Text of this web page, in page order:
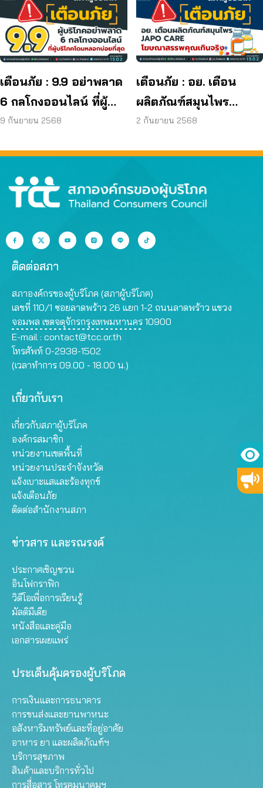
มาตรฐานกำหนด ใน
ผลิตภัณฑ์ย้อมผม
เตือนภัย : 9.9 อย่าพลาด
6 กลโกงออนไลน์ ที่ผู้
บริโภคโดนหลอกบ่อย
9 กันยายน 2568
เตือนภัย : อย. เตือน
ผลิตภัณฑ์สมุนไพร
JAPO CARE โฆษณา
2 กันยายน 2568
ติดต่อสภา
สภาองค์กรของผู้บริโภค (สภาผู้บริโภค)
เลขที่ 110/1 ซอยลาดพร้าว 26 แยก 1-2 ถนนลาดพร้าว แขวง
จอมพล เขตจตุจักรกรุงเทพมหานคร 10900
E-mail : contact@tcc.or.th
โทรศัพท์ 0-2938-1502
(เวลาทำการ 09.00 - 18.00 น.)
เกี่ยวกับเรา
เกี่ยวกับสภาผู้บริโภค
องค์กรสมาชิก
หน่วยงานเขตพื้นที่
หน่วยงานประจำจังหวัด
แจ้งเบาะแสและร้องทุกข์
แจ้งเตือนภัย
ติดต่อสำนักงานสภา
ข่าวสาร และรณรงค์
ประกาศเชิญชวน
อินโฟกราฟิก
วิดีโอเพื่อการเรียนรู้
มัลติมีเดีย
หนังสือและคู่มือ
เอกสารเผยแพร่
ประเด็นคุ้มครองผู้บริโภค
การเงินและการธนาคาร
การขนส่งและยานพาหนะ
อสังหาริมทรัพย์และที่อยู่อาศัย
อาหาร ยา และผลิตภัณฑ์ฯ
บริการสุขภาพ
สินค้าและบริการทั่วไป
การสื่อสาร โทรคมนาคมฯ